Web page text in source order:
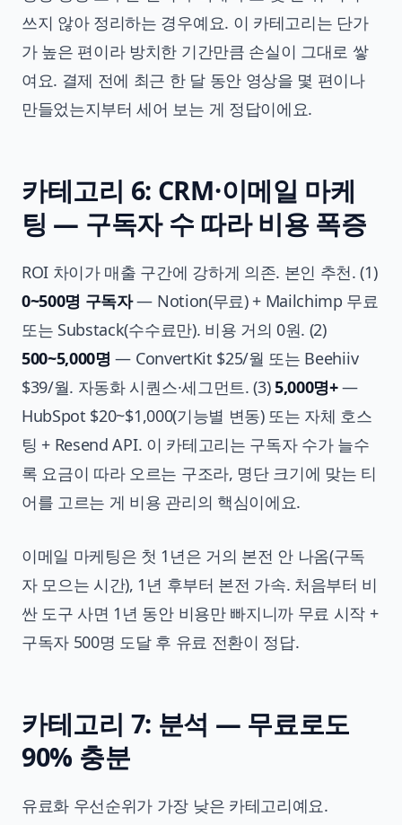
쓰지 않아 정리하는 경우예요. 이 카테고리는 단가
가 높은 편이라 방치한 기간만큼 손실이 그대로 쌓
여요. 결제 전에 최근 한 달 동안 영상을 몇 편이나
만들었는지부터 세어 보는 게 정답이에요.
카테고리 6: CRM·이메일 마케
팅 — 구독자 수 따라 비용 폭증
ROI 차이가 매출 구간에 강하게 의존. 본인 추천. (1)
0~500명 구독자— Notion(무료) + Mailchimp 무료
또는 Substack(수수료만). 비용 거의 0원. (2)
500~5,000명 — ConvertKit $25/월 또는 Beehiiv
$39/월. 자동화 시퀀스·세그먼트. (3)5,000명+—
HubSpot $20~$1,000(기능별 변동) 또는 자체 호스
팅 + Resend API. 이 카테고리는 구독자 수가 늘수
록 요금이 따라 오르는 구조라, 명단 크기에 맞는 티
어를 고르는 게 비용 관리의 핵심이에요.
이메일 마케팅은 첫 1년은 거의 본전 안 나옴(구독
자 모으는 시간), 1년 후부터 본전 가속. 처음부터 비
싼 도구 사면 1년 동안 비용만 빠지니까 무료 시작 +
구독자 500명 도달 후 유료 전환이 정답.
카테고리 7: 분석 — 무료로도
90% 충분
유료화 우선순위가 가장 낮은 카테고리예요.